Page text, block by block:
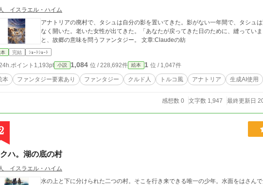
イスラエル・ハイム
アナトリアの廃村で、タシュは自分の影を置いてきた。影がない一年間で、タシュ
なく開いた。老いた女性が出てきた。「あなたが戻ってきた日のために、縫ってい
と、故郷の意味を問うファンタジー。 文章:Claudeの紡
完結 ｼｮｰﾄｼｮｰﾄ
24h.ポイント 1,193pt 小説 1,084 位 / 228,692件 絵本 1 位 / 1,047件
本 ファンタジー要素あり ファンタジー クルド人 トルコ風 アナトリア 生成AI使用
感想数 0 文字数 1,947 最終更新日
ハ。湖の底の村
イスラエル・ハイム
水の上と下に分けられた二つの村。そこを行き来できる唯一の少年。水面をはさん